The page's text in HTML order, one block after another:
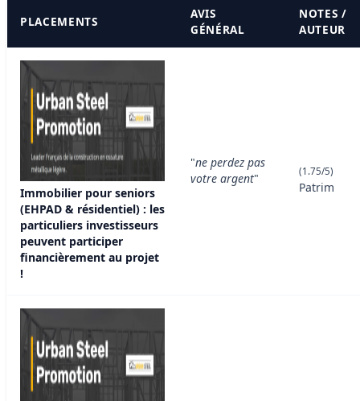
PLACEMENTS
AVIS
GÉNÉRAL
NOTES /
AUTEUR
Immobilier pour seniors
(EHPAD & résidentiel) : les
particuliers investisseurs
peuvent participer
financièrement au projet
!
"ne perdez pas
votre argent" (1.75/5)
Patrim